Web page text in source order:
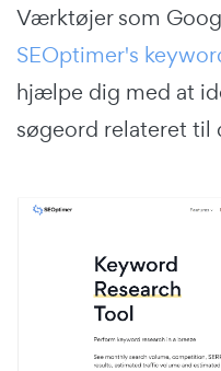
Værktøjer som
SEOptimer's
hjælpe dig med at
søgeord relateret til